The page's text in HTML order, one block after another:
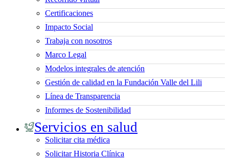
Certificaciones
Impacto Social
Trabaja con nosotros
Marco Legal
Modelos integrales de atención
Gestión de calidad en la Fundación Valle del Lili
Línea de Transparencia
Informes de Sostenibilidad
Servicios en salud
Solicitar cita médica
Solicitar Historia Clínica